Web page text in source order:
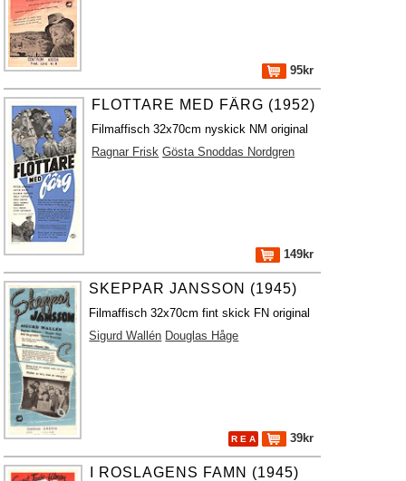
95kr
FLOTTARE MED FÄRG (1952)
Filmaffisch 32x70cm nyskick NM original
Ragnar Frisk Gösta Snoddas Nordgren
149kr
SKEPPAR JANSSON (1945)
Filmaffisch 32x70cm fint skick FN original
Sigurd Wallén Douglas Håge
R E A 39kr
I ROSLAGENS FAMN (1945)